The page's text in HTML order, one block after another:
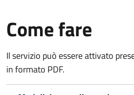
Come fare
Il servizio può essere attivato
in formato PDF.